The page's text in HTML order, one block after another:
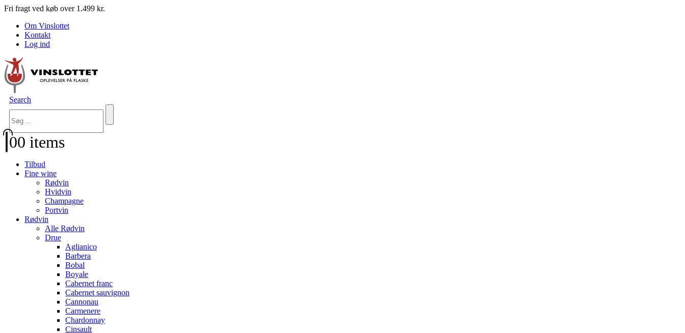
Fri fragt ved køb over 1.499 kr.
Om Vinslottet
Kontakt
Log ind
Search
00 items
Tilbud
Fine wine
Rødvin
Hvidvin
Champagne
Portvin
Rødvin
Alle Rødvin
Drue
Aglianico
Barbera
Bobal
Boyale
Cabernet franc
Cabernet sauvignon
Cannonau
Carmenere
Chardonnay
Cinsault